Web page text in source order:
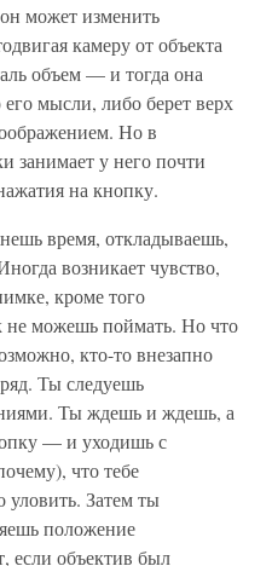
может изменить
камеру от объекта
объем — и тогда она
мысли, либо берет верх
Но в
занимает у него почти
на кнопку.
время, откладываешь,
возникает чувство,
кроме того
не можешь поймать. Но что
кто-то внезапно
Ты следуешь
Ты ждешь и ждешь, а
— и уходишь с
что тебе
уловить. Затем ты
положение
если объектив был